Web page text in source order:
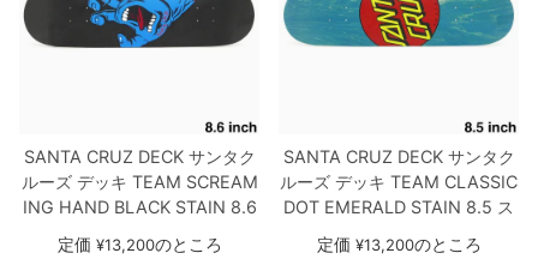
SANTA CRUZ DECKサンタク
ルーズ デッキ TEAM SCREAM
ING HAND BLACK STAIN 8.6
スケートボード スケボー
定価 ¥13,200のところ
SANTA CRUZ DECKサンタク
ルーズ デッキ TEAM CLASSIC
DOT EMERALD STAIN 8.5 ス
ケートボード スケボー
定価 ¥13,200のところ